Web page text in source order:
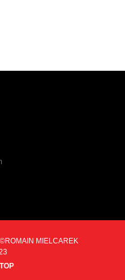
MIELCAREK